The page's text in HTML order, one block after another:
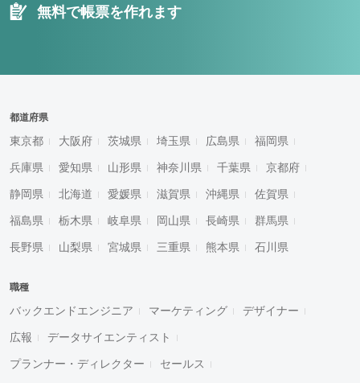
無料で帳票を作れます
都道府県
東京都 大阪府 茨城県 埼玉県 広島県 福岡県
兵庫県 愛知県 山形県 神奈川県 千葉県 京都府
静岡県 北海道 愛媛県 滋賀県 沖縄県 佐賀県
福島県 栃木県 岐阜県 岡山県 長崎県 群馬県
長野県 山梨県 宮城県 三重県 熊本県 石川県
職種
バックエンドエンジニア マーケティング デザイナー
広報 データサイエンティスト
プランナー・ディレクター セールス